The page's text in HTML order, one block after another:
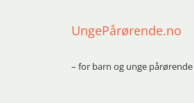
UngePårørende.no
– for barn og unge pårørende